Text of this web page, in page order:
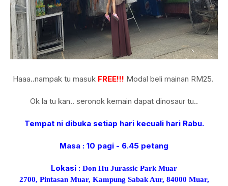
Haaa..nampak tu masuk FREE!!! Modal beli mainan RM25.
Ok la tu kan.. seronok kemain dapat dinosaur tu..
Tempat ni dibuka setiap hari kecuali hari Rabu.
Masa : 10 pagi - 6.45 petang
Lokasi : Don Hu Jurassic Park Muar
2700, Pintasan Muar, Kampung Sabak Aur, 84000 Muar,